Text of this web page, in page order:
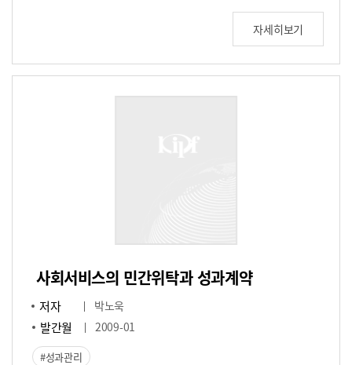
자세히보기
사회서비스의 민간위탁과 성과계약
저자 박노욱
발간월 2009-01
성과관리